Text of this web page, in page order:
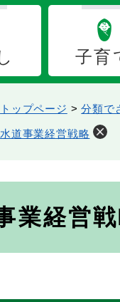
子育
トップページ >分類で
水道事業経営戦略
業経営